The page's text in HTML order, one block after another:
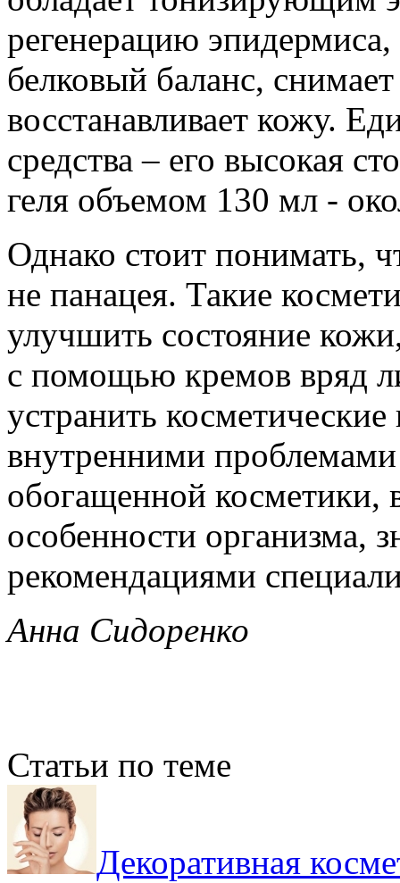
регенерацию
белковый баланс,
восстанавливает кожу.
средства – его высокая
геля объемом 130 мл -
Однако стоит понимать,
не панацея. Такие
улучшить состояние
с помощью кремов вряд
устранить
внутренними
обогащенной косметики,
особенности организма,
рекомендациями
Анна Сидоренко
Статьи по теме
Декоративная